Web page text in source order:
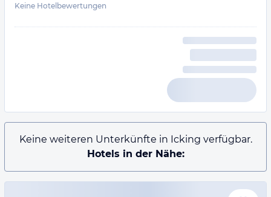
Keine Hotelbewertungen
Keine weiteren Unterkünfte in Icking verfügbar.
Hotels in der Nähe: